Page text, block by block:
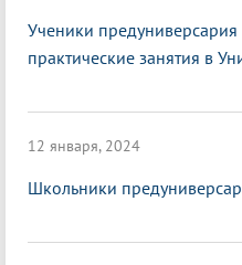
Ученики
практические занятия в
12 января, 2024
Школьники